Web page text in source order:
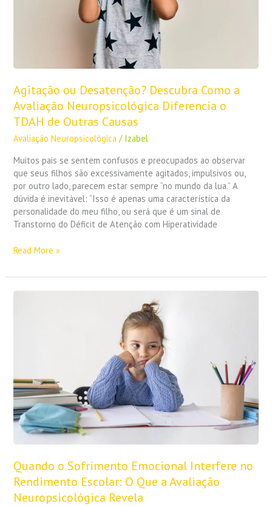
Agitação ou Desatenção? Descubra Como a
Avaliação Neuropsicológica Diferencia o
TDAH de Outras Causas
Avaliação Neuropsicológica / Izabel
Muitos pais se sentem confusos e preocupados ao observar
que seus filhos são excessivamente agitados, impulsivos ou,
por outro lado, parecem estar sempre “no mundo da lua.” A
dúvida é inevitável: “Isso é apenas uma característica da
personalidade do meu filho, ou será que é um sinal de
Transtorno do Déficit de Atenção com Hiperatividade
Outras
Read More »
Quando o Sofrimento Emocional Interfere no
Rendimento Escolar: O Que a Avaliação
Neuropsicológica Revela
Escolar:
O
Que
a
Avaliação
Revela